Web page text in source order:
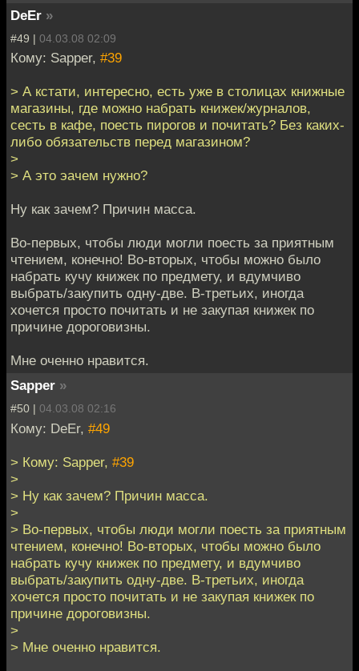
DeEr »
#49 | 04.03.08 02:09
Кому: Sapper, #39
> А кстати, интересно, есть уже в столицах книжные
магазины, где можно набрать книжек/журналов,
сесть в кафе, поесть пирогов и почитать? Без каких-
либо обязательств перед магазином?
>
> А это эачем нужно?
Ну как зачем? Причин масса.
Во-первых, чтобы люди могли поесть за приятным
чтением, конечно! Во-вторых, чтобы можно было
набрать кучу книжек по предмету, и вдумчиво
выбрать/закупить одну-две. В-третьих, иногда
хочется просто почитать и не закупая книжек по
причине дороговизны.
Мне оченно нравится.
Sapper »
#50 | 04.03.08 02:16
Кому: DeEr, #49
> Кому: Sapper, #39
>
> Ну как зачем? Причин масса.
>
> Во-первых, чтобы люди могли поесть за приятным
чтением, конечно! Во-вторых, чтобы можно было
набрать кучу книжек по предмету, и вдумчиво
выбрать/закупить одну-две. В-третьих, иногда
хочется просто почитать и не закупая книжек по
причине дороговизны.
>
> Мне оченно нравится.